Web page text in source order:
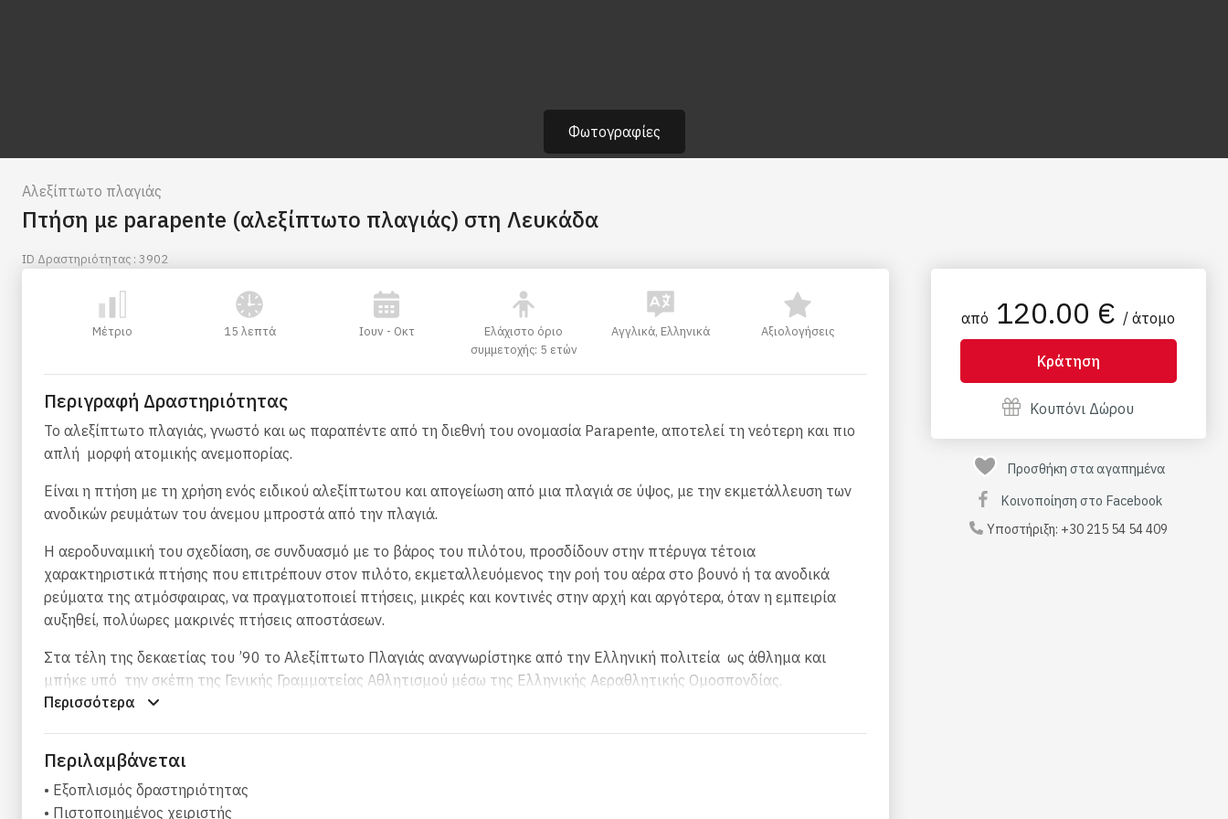
Φωτογραφίες
Αλεξίπτωτο πλαγιάς
Πτήση με parapente (αλεξίπτωτο πλαγιάς) στη Λευκάδα
ID Δραστηριότητας : 3902
Μέτριο 15 λεπτά Ιουν - Οκτ
Ελάχιστο όριο
συμμετοχής: 5 ετών
Αγγλικά, Ελληνικά Αξιολογήσεις
Περιγραφή Δραστηριότητας
Το αλεξίπτωτο πλαγιάς, γνωστό και ως παραπέντε από τη διεθνή του ονομασία Parapente, αποτελεί τη νεότερη και πιο
απλή μορφή ατομικής ανεμοπορίας.
Είναι η πτήση με τη χρήση ενός ειδικού αλεξίπτωτου και απογείωση από μια πλαγιά σε ύψος, με την εκμετάλλευση των
ανοδικών ρευμάτων του άνεμου μπροστά από την πλαγιά.
Η αεροδυναμική του σχεδίαση, σε συνδυασμό με το βάρος του πιλότου, προσδίδουν στην πτέρυγα τέτοια
χαρακτηριστικά πτήσης που επιτρέπουν στον πιλότο, εκμεταλλευόμενος την ροή του αέρα στο βουνό ή τα ανοδικά
ρεύματα της ατμόσφαιρας, να πραγματοποιεί πτήσεις, μικρές και κοντινές στην αρχή και αργότερα, όταν η εμπειρία
αυξηθεί, πολύωρες μακρινές πτήσεις αποστάσεων.
Στα τέλη της δεκαετίας του ’90 το Αλεξίπτωτο Πλαγιάς αναγνωρίστηκε από την Ελληνική πολιτεία ως άθλημα και
μπήκε υπό την σκέπη της Γενικής Γραμματείας Αθλητισμού μέσω της Ελληνικής Αεραθλητικής Ομοσπονδίας.
το αλεξίπτωτο πλαγιάς
το κάθισμα που είναι εφοδιασμένο με εφεδρικό αλεξίπτωτο
η πτήση πραγματοποιείται μαζί με τον πιλότο
Περισσότερα
Περιλαμβάνεται
• Εξοπλισμός δραστηριότητας
• Πιστοποιημένος χειριστής
από 120.00 €/ άτομο
Κράτηση
Κουπόνι Δώρου
Προσθήκη στα αγαπημένα
Κοινοποίηση στο Facebook
Υποστήριξη: +30 215 54 54 409